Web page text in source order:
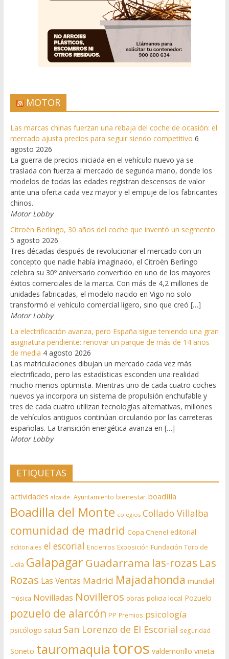
MOTOR
Las marcas chinas fuerzan una rebaja del coche de ocasión: el
mercado ajusta precios para seguir siendo competitivo 6
agosto 2026
La guerra de precios iniciada en el vehículo nuevo ya se
traslada con fuerza al mercado de segunda mano, donde los
modelos de todas las edades registran descensos de valor
ante una oferta cada vez mayor y el empuje de los fabricantes
chinos.
Motor Lobby
Citroën Berlingo, 30 años del coche que inventó un segmento
5 agosto 2026
Tres décadas después de revolucionar el mercado con un
concepto que nadie había imaginado, el Citroën Berlingo
celebra su 30º aniversario convertido en uno de los mayores
éxitos comerciales de la marca. Con más de 4,2 millones de
unidades fabricadas, el modelo nacido en Vigo no solo
transformó el vehículo comercial ligero, sino que creó […]
Motor Lobby
La electrificación avanza, pero España sigue teniendo una gran
asignatura pendiente: renovar un parque de más de 14 años
de media 4 agosto 2026
Las matriculaciones dibujan un mercado cada vez más
electrificado, pero las estadísticas esconden una realidad
mucho menos optimista. Mientras uno de cada cuatro coches
nuevos ya incorpora un sistema de propulsión enchufable y
tres de cada cuatro utilizan tecnologías alternativas, millones
de vehículos antiguos continúan circulando por las carreteras
españolas. La transición energética avanza en […]
Motor Lobby
ETIQUETAS
actividades alcalde. Ayuntamiento bienestar boadilla
Boadilla del Monte colegios Collado Villalba
comunidad de madrid Copa Chenel editorial
editoriales el escorial Encierros Exposición Fundación Toro de
Lidia Galapagar Guadarrama las-rozas Las
Rozas Las Ventas Madrid Majadahonda mundial
música Novilladas Novilleros obras policia local Pozuelo
pozuelo de alarcón PP Premios psicología
psicólogo salud San Lorenzo de El Escorial seguridad
Soneto tauromaquia toros valdemorillo viñeta